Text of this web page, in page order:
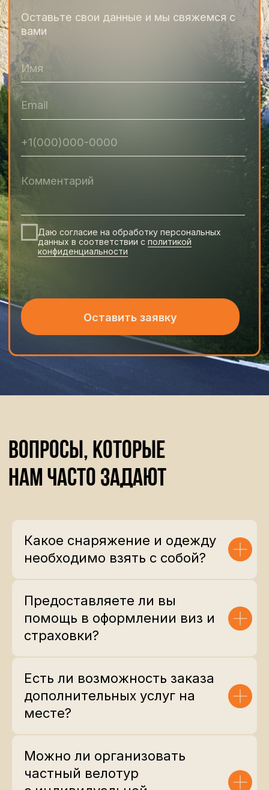
Какое снаряжение и одежду
необходимо взять с собой?
Предоставляете ли вы
помощь в оформлении виз и
страховки?
Есть ли возможность заказа
дополнительных услуг на
месте?
Можно ли организовать
частный велотур
Сардиния
Изумрудный берег, домашние
сложность 3/5
Подробнее
Тоскана
от 8 900 €
5 дн. / 4 ноч.
сложность 4/5
Подробнее
апулия
от 4 990 €